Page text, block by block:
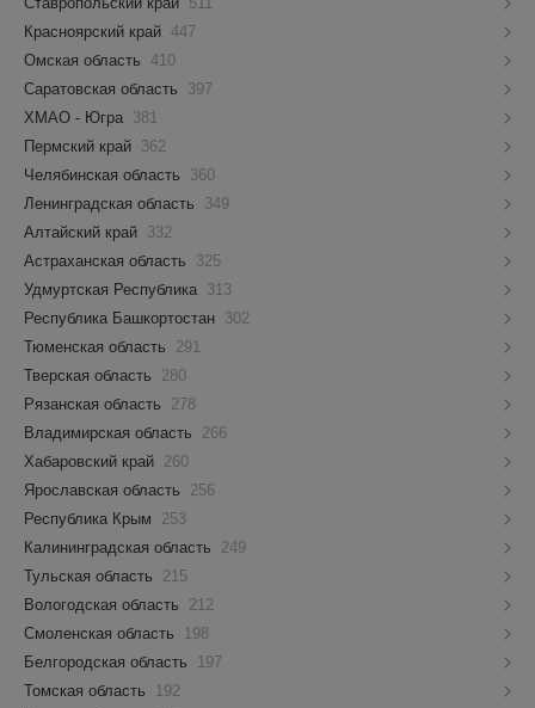
Красноярский край 447
Омская область 410
Саратовская область
397
ХМАО - Югра 381
Пермский край 362
Челябинская область
360
Ленинградская область
349
Алтайский край 332
Астраханская область
325
Удмуртская Республика 313
Республика Башкортостан 302
Тюменская область
291
Тверская область
280
Рязанская область
278
Владимирская область
266
Хабаровский край 260
Ярославская область
256
Республика Крым
253
Калининградская область
249
Тульская область
215
Вологодская область
212
Смоленская область
198
Белгородская область
197
Томская область
192